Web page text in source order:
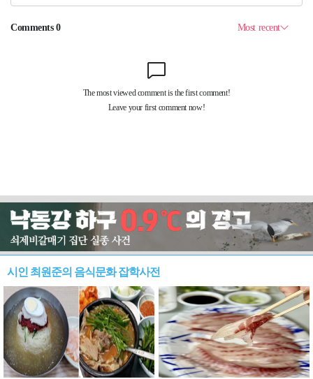
시인 최원준의 음식문화 잡학사전